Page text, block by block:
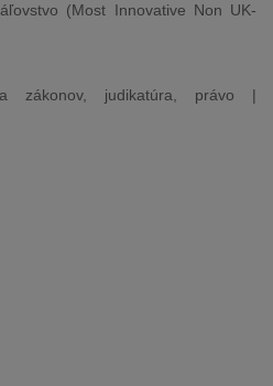
(Most Innovative Non UK-
zákonov, judikatúra, právo |